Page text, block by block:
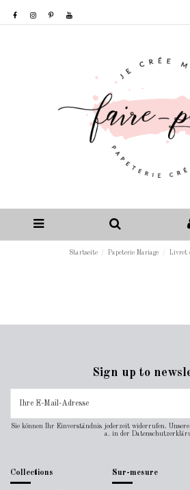
Startseite Papeterie Mariage Livret
Sign up to
Sie können Ihr Einverständnis jederzeit widerrufen.
a. in der
Collections Sur-mesure